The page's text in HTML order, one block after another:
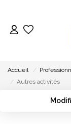
Accueil
Autres activités